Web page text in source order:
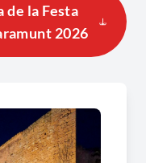
serà la
de la
per a les
més petits.
de la Festa
2026